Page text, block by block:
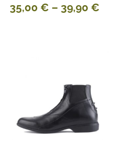
35,00 € – 39,90 €